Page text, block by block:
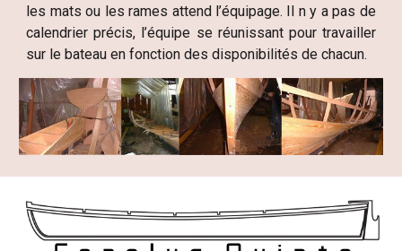
les mats ou les rames attend l’équipage. Il n y a pas de
calendrier précis, l’équipe se réunissant pour travailler
sur le bateau en fonction des disponibilités de chacun.